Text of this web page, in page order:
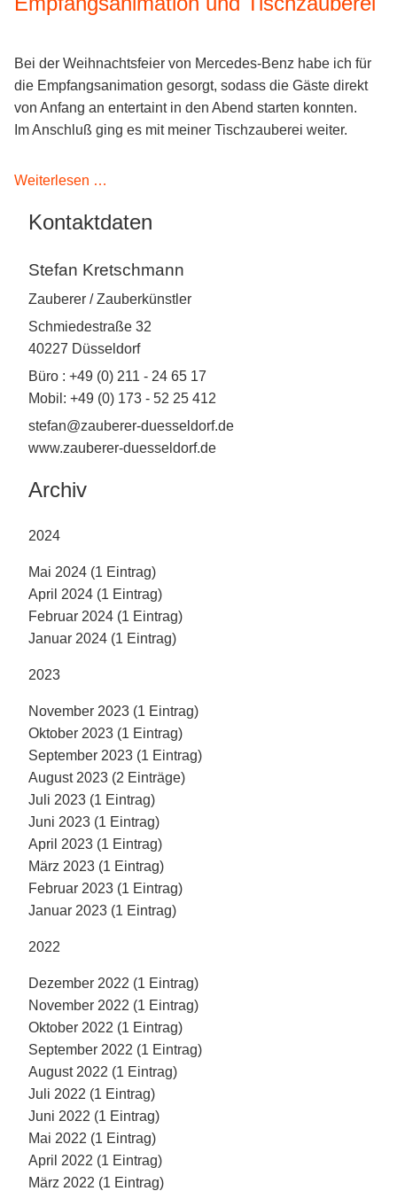
Bei der Weihnachtsfeier von Mercedes-Benz habe ich für
die Empfangsanimation gesorgt, sodass die Gäste direkt
von Anfang an entertaint in den Abend starten konnten.
Im Anschluß ging es mit meiner Tischzauberei weiter.
Weiterlesen …
Benz
Empfangsanimation
und
Kontaktdaten
Stefan Kretschmann
Zauberer / Zauberkünstler
Schmiedestraße 32
40227 Düsseldorf
Büro : +49 (0) 211 - 24 65 17
Mobil: +49 (0) 173 - 52 25 412
stefan@zauberer-duesseldorf.de
www.zauberer-duesseldorf.de
Archiv
2024
Mai 2024 (1 Eintrag)
April 2024 (1 Eintrag)
Februar 2024 (1 Eintrag)
Januar 2024 (1 Eintrag)
2023
November 2023 (1 Eintrag)
Oktober 2023 (1 Eintrag)
September 2023 (1 Eintrag)
August 2023 (2 Einträge)
Juli 2023 (1 Eintrag)
Juni 2023 (1 Eintrag)
April 2023 (1 Eintrag)
März 2023 (1 Eintrag)
Februar 2023 (1 Eintrag)
Januar 2023 (1 Eintrag)
2022
Dezember 2022 (1 Eintrag)
November 2022 (1 Eintrag)
Oktober 2022 (1 Eintrag)
September 2022 (1 Eintrag)
August 2022 (1 Eintrag)
Juli 2022 (1 Eintrag)
Juni 2022 (1 Eintrag)
Mai 2022 (1 Eintrag)
April 2022 (1 Eintrag)
März 2022 (1 Eintrag)